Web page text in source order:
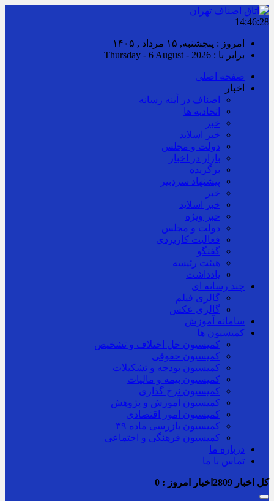
14:46:29
امروز : پنجشنبه, ۱۵ مرداد , ۱۴۰۵
برابر با : Thursday - 6 August - 2026
صفحه اصلی
اخبار
اصناف در آینه رسانه
اتحادیه ها
خبر
خبر اسلايد
دولت و مجلس
بازار در اخبار
برگزیده
پیشنهاد سردبیر
خبر
خبر اسلايد
خبر ویژه
دولت و مجلس
فعالیت کاربردی
گفتگو
هیئت رئیسه
یادداشت
چند رسانه ای
گالری فیلم
گالری عکس
سامانه آموزش
کمیسیون ها
کمیسیون حل اختلاف و تشخیص
کمیسیون حقوقی
کمیسیون بودجه و تشکیلات
کمیسیون بیمه و مالیات
کمیسیون نرخ گذاری
کمیسیون آموزش و پژوهش
کمیسیون امور اقتصادی
کمیسیون بازرسی ماده ۳۹
کمیسیون فرهنگی و اجتماعی
درباره ما
تماس با ما
کل اخبار اخبار امروز : 0